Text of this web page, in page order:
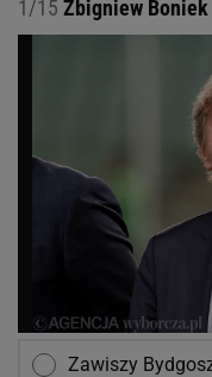
1/15 Zbigniew Boniek
Zawiszy